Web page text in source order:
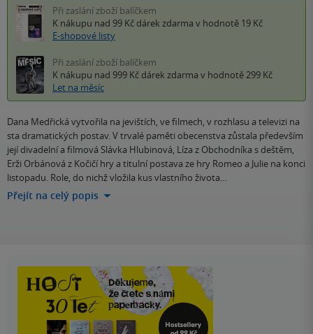
Při zaslání zboží balíčkem
K nákupu nad 99 Kč dárek zdarma v hodnotě 19 Kč
E-shopové listy
Při zaslání zboží balíčkem
K nákupu nad 999 Kč dárek zdarma v hodnotě 299 Kč
Let na měsíc
Dana Medřická vytvořila na jevištích, ve filmech, v rozhlasu a televizi na
sta dramatických postav. V trvalé paměti obecenstva zůstala především
její divadelní a filmová Slávka Hlubinová, Líza z Obchodníka s deštěm,
Erži Orbánová z Kočičí hry a titulní postava ze hry Romeo a Julie na konci
listopadu. Role, do nichž vložila kus vlastního života…
Přejít na celý popis